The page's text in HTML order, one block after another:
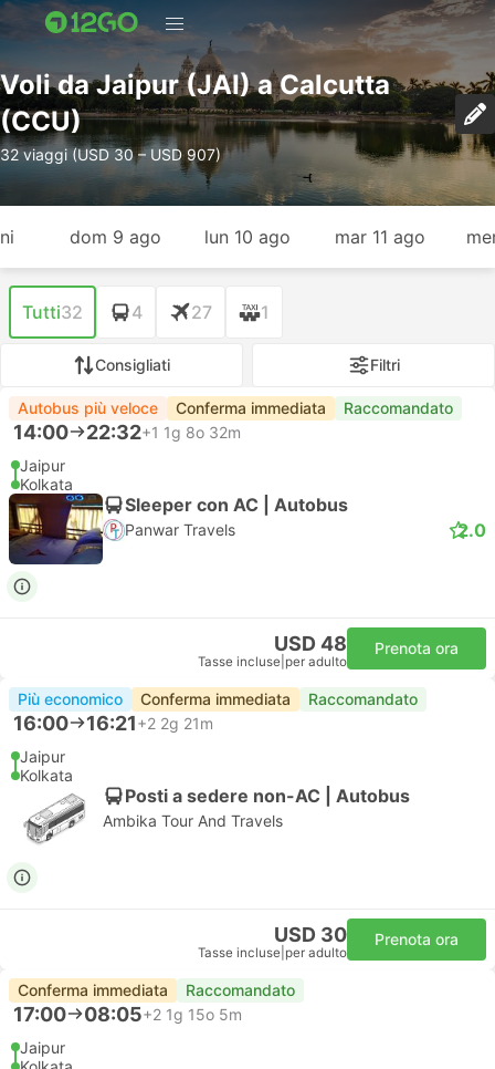
Voli da Jaipur (JAI) a Calcutta
(CCU)
32 viaggi (USD 30 – USD 907)
dom 9 ago lun 10 ago mar 11 ago
Tutti32 4 27 1
Consigliati Filtri
Autobus più veloce Conferma immediata Raccomandato
14:00 22:32+1 1g 8o 32m
Jaipur
Kolkata
Sleeper con AC | Autobus
Panwar Travels 2.0
USD 48
Tasse incluse per adulto
Prenota ora
Più economico Conferma immediata Raccomandato
16:00 16:21+2 2g 21m
Jaipur
Kolkata
Posti a sedere non-AC | Autobus
Ambika Tour And Travels
USD 30
Tasse incluse per adulto
Prenota ora
Conferma immediata Raccomandato
17:00 08:05+2 1g 15o 5m
Jaipur